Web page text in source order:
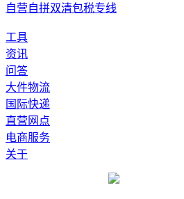
自营自拼双清包税专线
工具
资讯
问答
大件物流
国际快递
直营网点
电商服务
关于